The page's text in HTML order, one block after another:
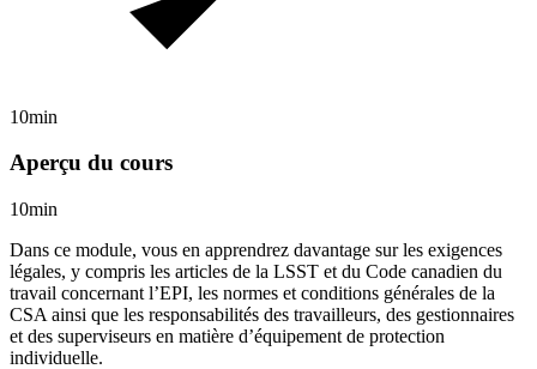
10min
Aperçu du cours
10min
Dans ce module, vous en apprendrez davantage sur les exigences
légales, y compris les articles de la LSST et du Code canadien du
travail concernant l’EPI, les normes et conditions générales de la
CSA ainsi que les responsabilités des travailleurs, des gestionnaires
et des superviseurs en matière d’équipement de protection
individuelle.